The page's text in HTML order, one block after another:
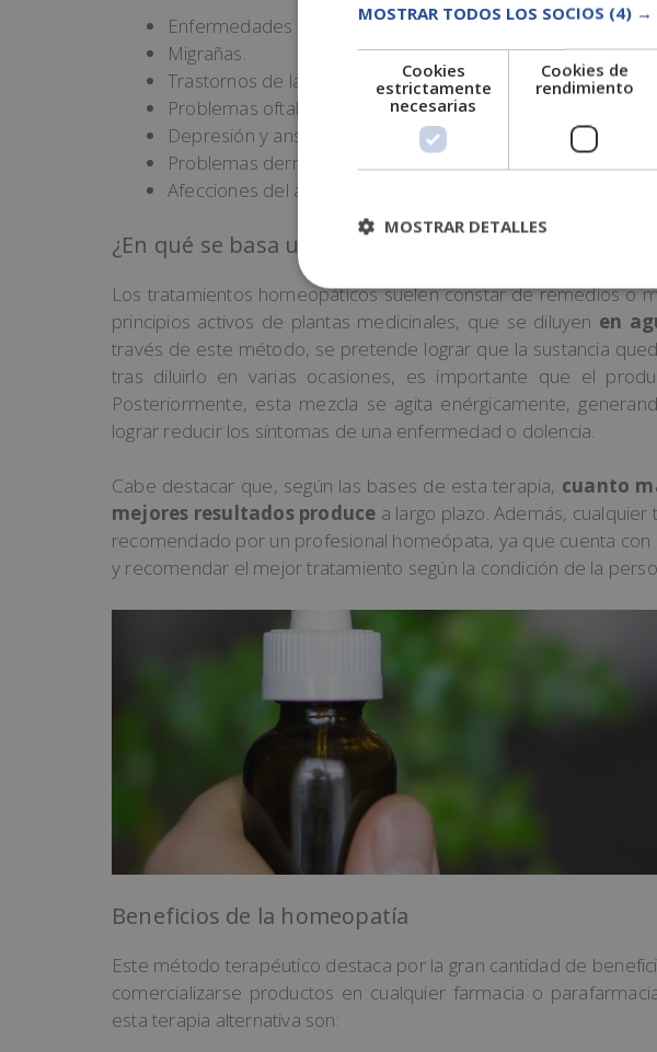
Enfermedades reumáticas.
Migrañas.
Trastornos de la circulación.
Problemas oftalmológicos.
Depresión y ansiedad.
Problemas dermatológicos.
Afecciones del aparato digestivo.
¿En qué se basa un tratamiento homeopático?
Los tratamientos homeopáticos suelen constar de remedios o
principios activos de plantas medicinales, que se diluyen en
través de este método, se pretende lograr que la sustancia
tras diluirlo en varias ocasiones, es importante que el
Posteriormente, esta mezcla se agita enérgicamente,
lograr reducir los síntomas de una enfermedad o dolencia.
Cabe destacar que, según las bases de esta terapia, cuanto
mejores resultados produce a largo plazo. Además,
recomendado por un profesional homeópata, ya que cuenta
y recomendar el mejor tratamiento según la condición de la
Beneficios de la homeopatía
Este método terapéutico destaca por la gran cantidad de
comercializarse productos en cualquier farmacia o
esta terapia alternativa son:
MOSTRAR TODOS LOS SOCIOS (4) →
Cookies
estrictamente
necesarias
Cookies de
rendimiento
MOSTRAR DETALLES